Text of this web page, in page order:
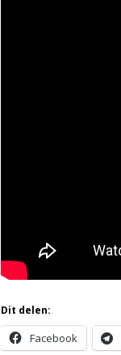
Dit delen:
Facebook